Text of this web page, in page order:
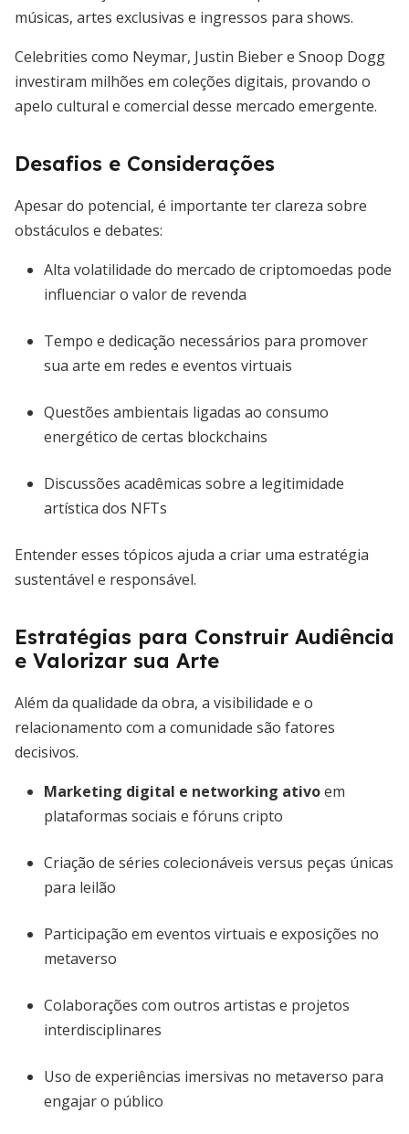
músicas, artes exclusivas e ingressos para shows.
Celebrities como Neymar, Justin Bieber e Snoop Dogg
investiram milhões em coleções digitais, provando o
apelo cultural e comercial desse mercado emergente.
Desafios e Considerações
Apesar do potencial, é importante ter clareza sobre
obstáculos e debates:
Alta volatilidade do mercado de criptomoedas pode
influenciar o valor de revenda
Tempo e dedicação necessários para promover
sua arte em redes e eventos virtuais
Questões ambientais ligadas ao consumo
energético de certas blockchains
Discussões acadêmicas sobre a legitimidade
artística dos NFTs
Entender esses tópicos ajuda a criar uma estratégia
sustentável e responsável.
Estratégias para Construir Audiência
e Valorizar sua Arte
Além da qualidade da obra, a visibilidade e o
relacionamento com a comunidade são fatores
decisivos.
Marketing digital e networking ativoem
plataformas sociais e fóruns cripto
Criação de séries colecionáveis versus peças únicas
para leilão
Participação em eventos virtuais e exposições no
metaverso
Colaborações com outros artistas e projetos
interdisciplinares
Uso de experiências imersivas no metaverso para
engajar o público